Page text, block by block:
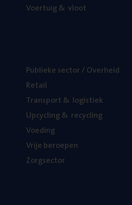
Voer­tuig& vloot
Publie­ke sec­tor / Overheid
Retail
Trans­port& logistiek
Upcy­cling& recycling
Voe­ding
Vrije beroe­pen
Zorg­sec­tor